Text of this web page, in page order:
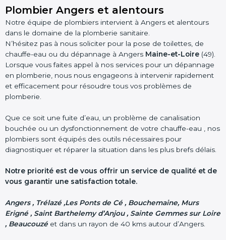
Plombier Angers et alentours
Notre équipe de plombiers intervient à Angers et alentours
dans le domaine de la plomberie sanitaire.
N’hésitez pas à nous soliciter pour la pose de toilettes, de
chauffe-eau ou du dépannage à Angers Maine-et-Loire (49).
Lorsque vous faites appel à nos services pour un dépannage
en plomberie, nous nous engageons à intervenir rapidement
et efficacement pour résoudre tous vos problèmes de
plomberie.
Que ce soit une fuite d’eau, un problème de canalisation
bouchée ou un dysfonctionnement de votre chauffe-eau , nos
plombiers sont équipés des outils nécessaires pour
diagnostiquer et réparer la situation dans les plus brefs délais.
Notre priorité est de vous offrir un service de qualité et de
vous garantir une satisfaction totale.
Angers , Trélazé ,Les Ponts de Cé , Bouchemaine, Murs
Erigné , Saint Barthelemy d’Anjou , Sainte Gemmes sur Loire
, Beaucouzé et dans un rayon de 40 kms autour d’Angers.